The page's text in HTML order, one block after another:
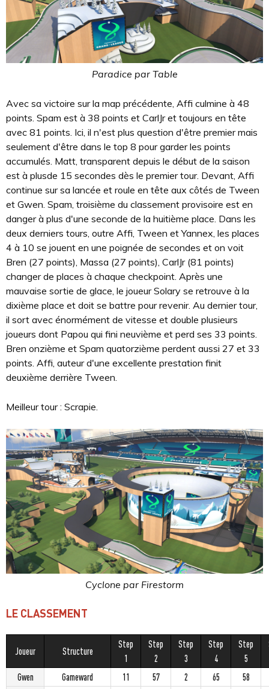
Paradice par Table
Avec sa victoire sur la map précédente, Affi culmine à 48
points. Spam est à 38 points et CarlJr et toujours en tête
avec 81 points. Ici, il n'est plus question d'être premier mais
seulement d'être dans le top 8 pour garder les points
accumulés. Matt, transparent depuis le début de la saison
est à plusde 15 secondes dès le premier tour. Devant, Affi
continue sur sa lancée et roule en tête aux côtés de Tween
et Gwen. Spam, troisième du classement provisoire est en
danger à plus d'une seconde de la huitième place. Dans les
deux derniers tours, outre Affi, Tween et Yannex, les places
4 à 10 se jouent en une poignée de secondes et on voit
Bren (27 points), Massa (27 points), CarlJr (81 points)
changer de places à chaque checkpoint. Après une
mauvaise sortie de glace, le joueur Solary se retrouve à la
dixième place et doit se battre pour revenir. Au dernier tour,
il sort avec énormément de vitesse et double plusieurs
joueurs dont Papou qui fini neuvième et perd ses 33 points.
Bren onzième et Spam quatorzième perdent aussi 27 et 33
points. Affi, auteur d'une excellente prestation finit
deuxième derrière Tween.
Meilleur tour : Scrapie.
Cyclone par Firestorm
LE CLASSEMENT
Joueur Structure
Step
1
Step
2
Step
3
Step
4
Step
5
Gwen Gameward 11 57 2 65
58